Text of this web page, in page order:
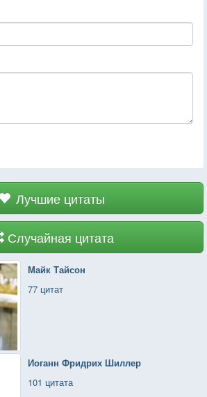
Лучшие цитаты
Случайная цитата
Майк Тайсон
77 цитат
Иоганн Фридрих Шиллер
101 цитата